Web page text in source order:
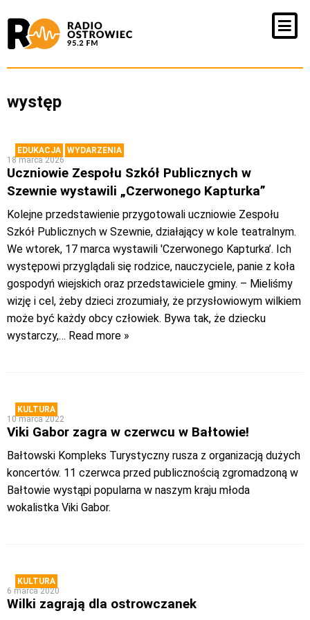
występ
EDUKACJA
WYDARZENIA
18 marca 2026
Uczniowie Zespołu Szkół Publicznych w
Szewnie wystawili „Czerwonego Kapturka”
Kolejne przedstawienie przygotowali uczniowie Zespołu
Szkół Publicznych w Szewnie, działający w kole teatralnym.
We wtorek, 17 marca wystawili 'Czerwonego Kapturka’. Ich
występowi przyglądali się rodzice, nauczyciele, panie z koła
gospodyń wiejskich oraz przedstawiciele gminy. – Mieliśmy
wizję i cel, żeby dzieci zrozumiały, że przysłowiowym wilkiem
może być każdy obcy człowiek. Bywa tak, że dziecku
wystarczy,… Read more »
KULTURA
10 marca 2022
Viki Gabor zagra w czerwcu w Bałtowie!
Bałtowski Kompleks Turystyczny rusza z organizacją dużych
koncertów. 11 czerwca przed publicznością zgromadzoną w
Bałtowie wystąpi popularna w naszym kraju młoda
wokalistka Viki Gabor.
KULTURA
6 marca 2020
Wilki zagrają dla ostrowczanek